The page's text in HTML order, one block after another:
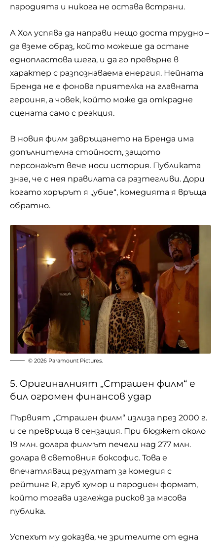
пародията и никога не остава встрани.
А Хол успява да направи нещо доста трудно –
да вземе образ, който можеше да остане
еднопластова шега, и да го превърне в
характер с разпознаваема енергия. Нейната
Бренда не е фонова приятелка на главната
героиня, а човек, който може да открадне
сцената само с реакция.
В новия филм завръщането на Бренда има
допълнителна стойност, защото
персонажът вече носи история. Публиката
знае, че с нея правилата са разтегливи. Дори
когато хорърът я „убие“, комедията я връща
обратно.
© 2026 Paramount Pictures.
5. Оригиналният „Страшен филм“ е
бил огромен финансов удар
Първият „Страшен филм“ излиза през 2000 г.
и се превръща в сензация. При бюджет около
19 млн. долара филмът печели над 277 млн.
долара в световния боксофис. Това е
впечатляващ резултат за комедия с
рейтинг R, груб хумор и пародиен формат,
който тогава изглежда рисков за масова
публика.
Успехът му доказва, че зрителите от една